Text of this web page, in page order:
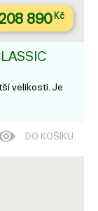
890Kč
velikosti. Je
DO KOŠÍKU